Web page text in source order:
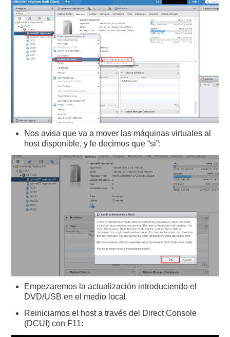
Nos avisa que va a mover las máquinas virtuales al
host disponible, y le decimos que “si”:
Empezaremos la actualización introduciendo el
DVD/USB en el medio local.
Reiniciamos el host a través del Direct Console
(DCUI) con F11: